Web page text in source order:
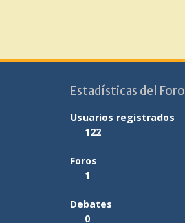
Estadísticas del Foro
Usuarios registrados
122
Foros
1
Debates
0